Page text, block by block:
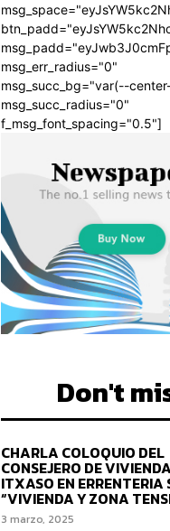
msg_err_radius="0"
msg_succ_bg="var(--
msg_succ_radius="0"
f_msg_font_spacing="0.5"]
Don't
CHARLA COLOQUIO DEL
CONSEJERO DE
ITXASO EN ERRENTERIA
“VIVIENDA Y ZONA
3 marzo, 2025